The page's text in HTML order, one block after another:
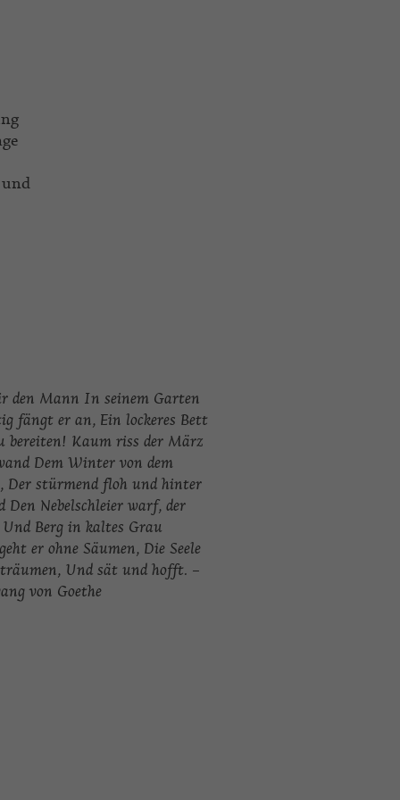
und
den Mann In seinem Garten
fängt er an, Ein lockeres Bett
bereiten! Kaum riss der März
Dem Winter von dem
Der stürmend floh und hinter
Den Nebelschleier warf, der
Und Berg in kaltes Grau
er ohne Säumen, Die Seele
Und sät und hofft. –
von Goethe